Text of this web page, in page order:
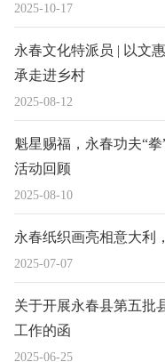
2025-10-17
2025-08-12
永春文化特派员 | 以文
承走进乡村
2025-08-10
魁星赐福，永春功夫“
活动回顾
2025-07-07
永春纸织画亮相意大利
2025-06-25
关于开展永春县第五批
工作的函